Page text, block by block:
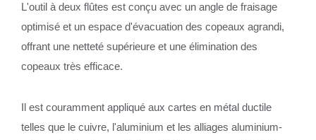
L'outil à deux flûtes est conçu avec un angle de fraisage
optimisé et un espace d'évacuation des copeaux agrandi,
offrant une netteté supérieure et une élimination des
copeaux très efficace.
Il est couramment appliqué aux cartes en métal ductile
telles que le cuivre, l'aluminium et les alliages aluminium-